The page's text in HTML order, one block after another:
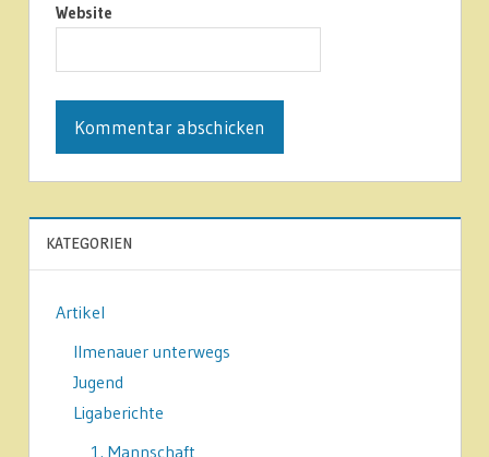
Website
KATEGORIEN
Artikel
Ilmenauer unterwegs
Jugend
Ligaberichte
1. Mannschaft